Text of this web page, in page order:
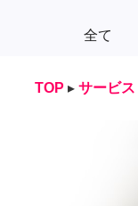
全て
TOP ▸ サービス